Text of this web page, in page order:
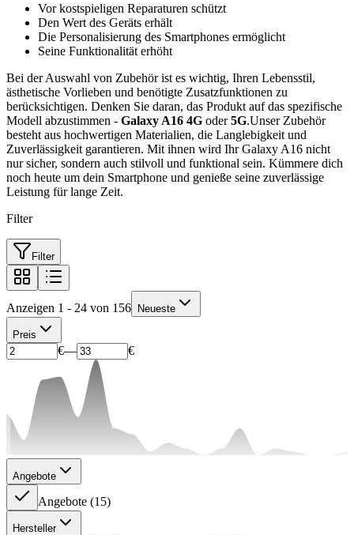
Vor kostspieligen Reparaturen schützt
Den Wert des Geräts erhält
Die Personalisierung des Smartphones ermöglicht
Seine Funktionalität erhöht
Bei der Auswahl von Zubehör ist es wichtig, Ihren Lebensstil,
ästhetische Vorlieben und benötigte Zusatzfunktionen zu
berücksichtigen. Denken Sie daran, das Produkt auf das spezifische
Modell abzustimmen - Galaxy A16 4G oder5G.Unser Zubehör
besteht aus hochwertigen Materialien, die Langlebigkeit und
Zuverlässigkeit garantieren. Mit ihnen wird Ihr Galaxy A16 nicht
nur sicher, sondern auch stilvoll und funktional sein. Kümmere dich
noch heute um dein Smartphone und genieße seine zuverlässige
Leistung für lange Zeit.
Filter
Filter
Anzeigen 1 - 24 von 156 Neueste
Preis
€— €
Angebote
Angebote (15)
Hersteller